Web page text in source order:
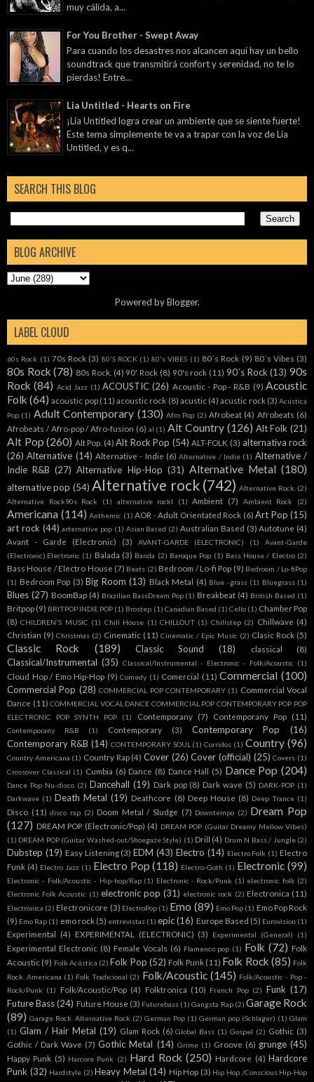
muy cálida, a...
For You Brother - Swept Away
Para cuando los desastres nos alcancen aquí hay un bello
soundtrack que transmitirá confort y serenidad, no te lo
pierdas! Entre...
Lia Untitled - Hearts on Fire
¡Lia Untitled logra crear un ambiente que se siente fuerte!
Este tema simplemente te va a trapar con la voz de Lia
Untitled, y es q...
SEARCH THIS BLOG
BLOG ARCHIVE
Powered byBlogger.
LABEL CLOUD
60s Rock (1) 70s Rock (3) 80'S ROCK (1) 80's VIBES (1) 80´s Rock (9) 80´s Vibes (3)
80s Rock (78) 80s Rock. (4) 90' Rock (8) 90's rock (11) 90´s Rock (13) 90s
Rock (84) Acid Jazz (1) ACOUSTIC (26) Acoustic - Pop - R&B (9) Acoustic
Folk (64) acoustic pop (11) acoustic rock (8) acustic (4) acustic rock (3) Acústica
Pop (1) Adult Contemporary (130) Afro Pop (2) Afrobeat (4) Afrobeats (6)
Afrobeats / Afro-pop / Afro-fusion (6) al (1) Alt Country (126) Alt Folk (21)
Alt Pop (260) Alt Pop. (4) Alt Rock Pop (54) ALT-FOLK (3) alternativa rock
(26) Alternative (14) Alternative - Indie (6) Alternative / Indie (1) Alternative /
Indie R&B (27) Alternative Hip-Hop (31) Alternative Metal (180)
alternative pop (54) Alternative rock (742) Alternative Rock. (2)
Alternative Rock90s Rock
(1) alternative rockl (1) Ambient (7) Ambient Rock (2)
Americana (114) Anthemic (1) AOR - Adult Orientated Rock (6) Art Pop (15)
art rock (44) arternative pop (1) Asian Based (2) Australian Based (3) Autotune (4)
Avant - Garde (Electronic)
(3) AVANT-GARDE (ELECTRONIC) (1)
Avant-Garde
(Electronic).Electronic (1) Balada (3) Banda (2) Baroque Pop (1) Bass House / Electro (2)
Bass House / Electro House (7) Beats (2) Bedroom / Lo-fi Pop (9) Bedroom / Lo-fiPop
(1) Bedroom Pop (3) Big Room (13) Black Metal (4) Blue -grass (1) Bluegrass (1)
Blues (27) BoomBap (4) Brazilian BassDream Pop (1) Breakbeat (4) British Based (1)
Britpop (9) BRITPOP INDIE POP (1) Brostep (1) Canadian Based (1) Cello (1) Chamber Pop
(8) CHILDREN'S MUSIC (1) Chill House (1) CHILLOUT (1) Chillstep (2) Chillwave (4)
Christian (9) Christmas (2) Cinematic (11) Cinematic / Epic Music (2) Clasic Rock (5)
Classic Rock (189) Classic Sound (18) classical (8)
Classical/Instrumental (35) Classical/Instrumental - Electronic - Folk/Acoustic (1)
Cloud Hop / Emo Hip-Hop (9) Comedy (1) Comercial (11) Commercial (100)
Commercial Pop (28) COMMERCIAL POP CONTEMPORARY (1) Commercial Vocal
Dance (11) COMMERCIAL VOCAL DANCE COMMERCIAL POP CONTEMPORARY POP POP
ELECTRONIC POP SYNTH POP
(1) Contemporany (7) Contemporany Pop (11)
Contemporany R&B (1) Contemporary (3) Contemporary Pop
(16)
Contemporary R&B (14) CONTEMPORARY SOUL (1) Corridos (1) Country (96)
Country Americana (1) Country Rap (4) Cover (26) Cover (official) (25) Covers (1)
Crossover Classical (1) Cumbia (6) Dance (8) Dance Hall (5) Dance Pop (204)
Dance Pop Nu-disco (2) Dancehall (19) Dark pop (8) Dark wave (5) DARK-POP (1)
Darkwave (1) Death Metal (19) Deathcore (8) Deep House (8) Deep Trance (1)
Disco (11) disco rap (2) Doom Metal / Sludge (7) Downtempo (2) Dream Pop
(127) DREAM POP (Electronic/Pop) (4) DREAM POP (Guitar Dreamy Mellow Vibes)
(1) DREAM POP (Guitar Washed-out/Shoegaze Style) (1) Drill (4) Drum N Bass / Jungle (2)
Dubstep (19) Easy Listening (3) EDM (43) Electro (14) Electro Folk (1) Electro
Funk (4) Electro Jazz (1) Electro Pop (118) Electro-Goth (1) Electronic (99)
Electronic - Folk/Acoustic - Hip-hop/Rap (1) Electronic - Rock/Punk (1) electronic folk (2)
Electronic Folk Acoustic (1) electronic pop (31) electronic rock (2) Electronica (11)
Electrónica (2) Electronicore (3) ElectroPop (1) Emo (89) Emo Pop (1) Emo Pop Rock
(9) Emo Rap (1) emo rock (5) entrevistas (1) epic (16) Europe Based (5) Eurovision (1)
Experimental (4) EXPERIMENTAL (ELECTRONIC) (3) Experimental (General) (1)
Experimental Electronic (8) Female Vocals (6) Flamenco pop (1) Folk (72) Folk
Acoustic (9) Folk Acústica (2) Folk Pop (52) Folk Punk (11) Folk Rock (85) Folk
Rock. Americana (1) Folk Tradicional (2) Folk/Acoustic (145) Folk/Acoustic - Pop -
Rock/Punk (1) Folk/Acoustic/Pop (4) Folktronica (10) French Pop (2) Funk (17)
Future Bass (24) Future House (3) Futurebass (1) Gangsta Rap (2) Garage Rock
(89) Garage Rock. Alternative Rock (2) German Pop (1) German pop (Schlager) (1) Glam
(1) Glam / Hair Metal (19) Glam Rock (6) Global Bass (1) Gospel (2) Gothic (3)
Gothic / Dark Wave (7) Gothic Metal (14) Grime (1) Groove (6) grunge (45)
Happy Punk (5) Harcore Punk (2) Hard Rock (250) Hardcore (4) Hardcore
Punk (32) Hardstyle (2) Heavy Metal (14) Hip Hop (3) Hip Hop /Conscious Hip-Hop